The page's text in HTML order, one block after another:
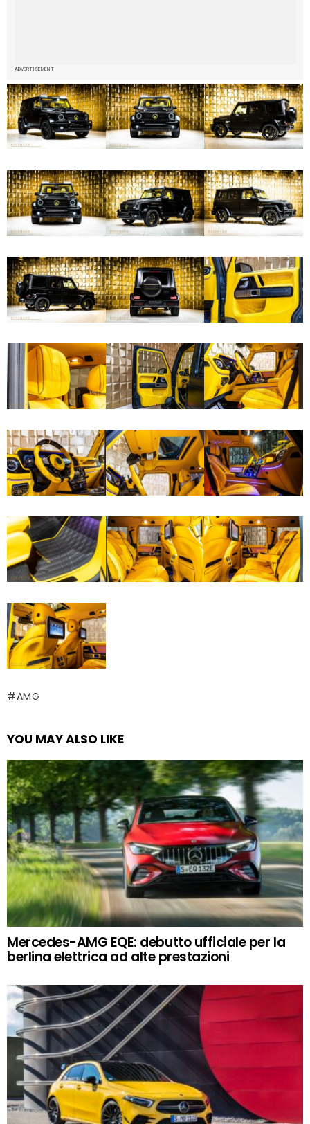
ADVERTISEMENT
AMG
YOU MAY ALSO LIKE
Mercedes-AMG EQE: debutto ufficiale per la
berlina elettrica ad alte prestazioni